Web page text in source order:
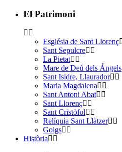
El Patrimoni
Església de Sant Llorenç
Sant Sepulcre
La Pietat
Mare de Deú dels Ángels
Sant Isidre, Llaurador
Maria Magdalena
Sant Antoni Abat
Sant Llorenç
Sant Cristòfol
Relíquia Sant Llàtzer
Goigs
Història